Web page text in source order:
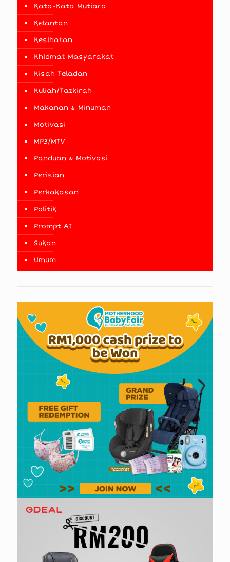
Kata-Kata Mutiara
Kelantan
Kesihatan
Khidmat Masyarakat
Kisah Teladan
Kuliah/Tazkirah
Makanan & Minuman
Motivasi
MP3/MTV
Panduan & Motivasi
Perisian
Perkakasan
Politik
Prompt AI
Sukan
Umum